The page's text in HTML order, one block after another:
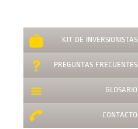
KIT DE INVERSIONISTAS
PREGUNTAS FRECUENTES
GLOSARIO
CONTACTO